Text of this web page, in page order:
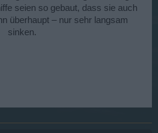
seien so gebaut, dass sie auch
überhaupt – nur sehr langsam
sinken.